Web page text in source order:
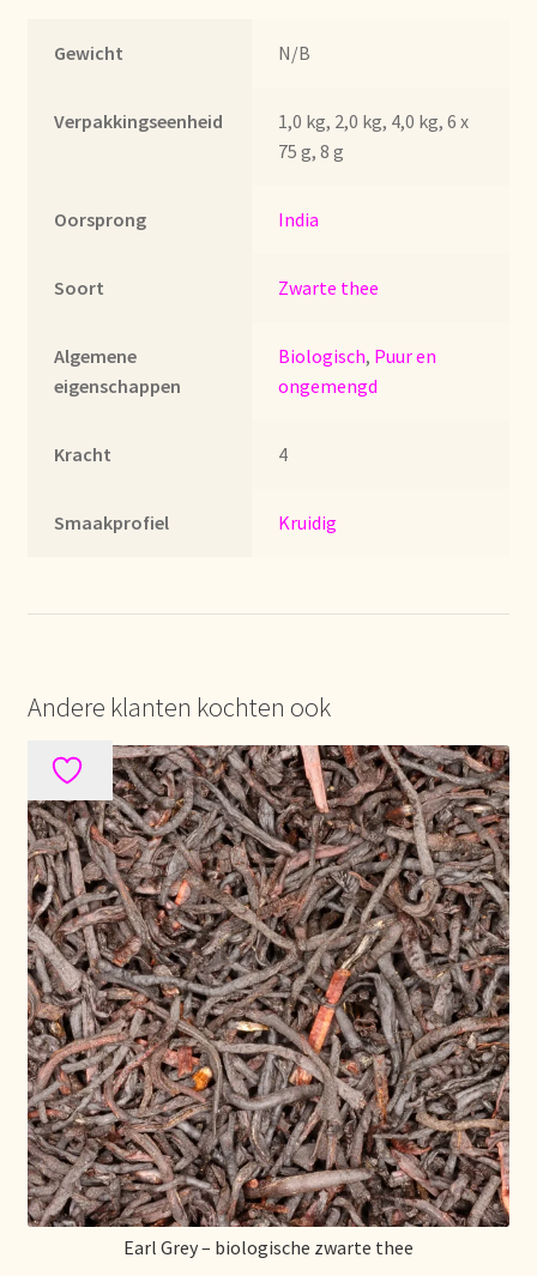
Imprint
Kontakt
Lagerangelegenheiten
Liste de prix actuelle
Mentions légales
Mijn account
Mijn Favorieten
Multilingualism
Multilinguisme
Multilingüismo.
Newsletter
Newsletter
Gewicht N/B
Verpakkingseenheid
1,0 kg, 2,0 kg, 4,0 kg, 6 x
75 g, 8 g
Oorsprong India
Soort Zwarte thee
Algemene
eigenschappen
Biologisch, Puur en
ongemengd
Kracht 4
Smaakprofiel Kruidig
Andere klanten kochten ook
Earl Grey – biologische zwarte thee